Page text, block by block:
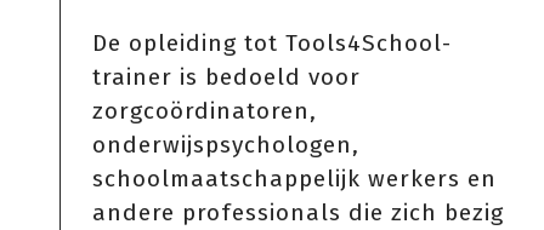
De opleiding tot Tools4School-
trainer is bedoeld voor
zorgcoördinatoren,
onderwijspsychologen,
schoolmaatschappelijk werkers en
andere professionals die zich bezig